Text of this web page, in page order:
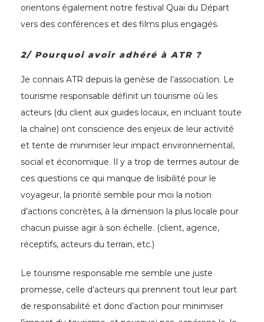
orientons également notre festival Quai du Départ
vers des conférences et des films plus engagés.
2/ Pourquoiavoir adhéré à ATR ?
Je connais ATR depuis la genèse de l’association. Le
tourisme responsable définit un tourisme où les
acteurs (du client aux guides locaux, en incluant toute
la chaîne) ont conscience des enjeux de leur activité
et tente de minimiser leur impact environnemental,
social et économique. Il y a trop de termes autour de
ces questions ce qui manque de lisibilité pour le
voyageur, la priorité semble pour moi la notion
d’actions concrètes, à la dimension la plus locale pour
chacun puisse agir à son échelle. (client, agence,
réceptifs, acteurs du terrain, etc.)
Le tourisme responsable me semble une juste
promesse, celle d’acteurs qui prennent tout leur part
de responsabilité et donc d’action pour minimiser